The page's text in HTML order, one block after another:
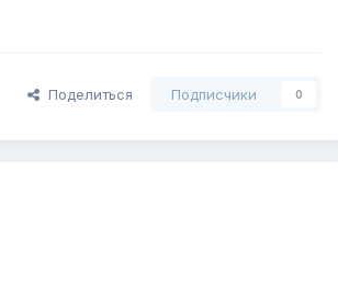
Поделиться Подписчики 0